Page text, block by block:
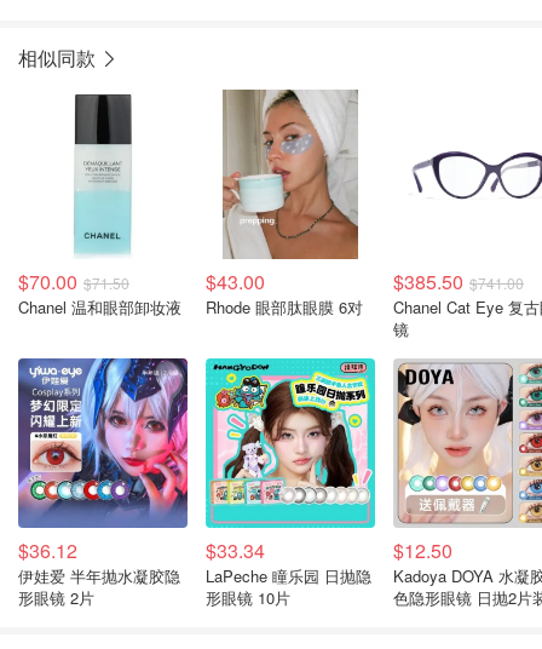
相似同款
$70.00 $71.50
Chanel 温和眼部卸妆液
$43.00
Rhode 眼部肽眼膜 6对
$385.50 $741.00
Chanel Cat Eye 复
镜
$36.12
伊娃爱 半年抛水凝胶隐
形眼镜 2片
$33.34
LaPeche 瞳乐园 日抛隐
形眼镜 10片
$12.50
Kadoya DOYA 水凝
色隐形眼镜 日抛2片